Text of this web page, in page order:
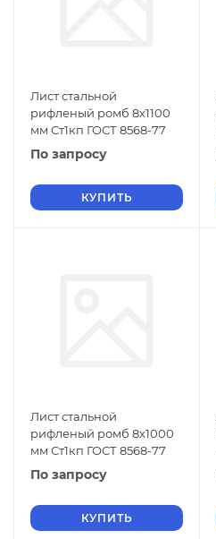
Лист стальной
рифленый ромб 8х1100
мм Ст1кп ГОСТ 8568-77
По запросу
КУПИТЬ
Лист стальной
рифленый ромб 8х1000
мм Ст1кп ГОСТ 8568-77
По запросу
КУПИТЬ